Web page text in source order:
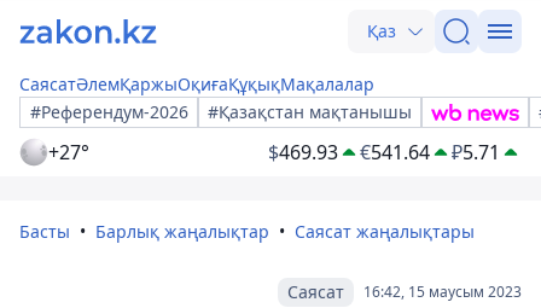
Қаз
СаясатӘлемҚаржыОқиғаҚұқықМақалалар
#Референдум-2026
#Қазақстан мақтанышы
+27° $469.93 €541.64 ₽5.71
Басты Барлық жаңалықтар Саясат жаңалықтары
16:42, 15 маусым 2023
Саясат